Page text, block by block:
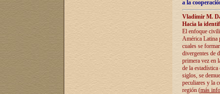
a la
Vladímir M.
Hacia la
El enfoque
América Latina
cuales se
divergentes de
primera vez en
de la
siglos, se
peculiares y la
región (más